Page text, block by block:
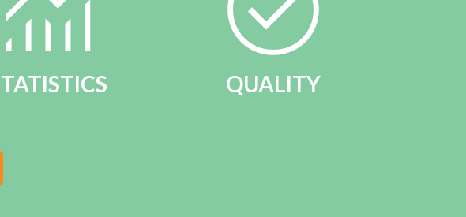
QUALITY